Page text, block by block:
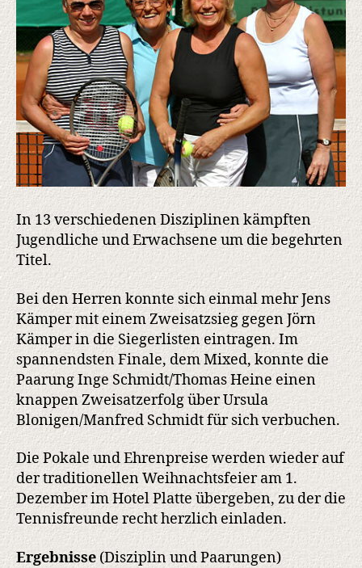
In 13 verschiedenen Disziplinen kämpften
Jugendliche und Erwachsene um die begehrten
Titel.
Bei den Herren konnte sich einmal mehr Jens
Kämper mit einem Zweisatzsieg gegen Jörn
Kämper in die Siegerlisten eintragen. Im
spannendsten Finale, dem Mixed, konnte die
Paarung Inge Schmidt/Thomas Heine einen
knappen Zweisatzerfolg über Ursula
Blonigen/Manfred Schmidt für sich verbuchen.
Die Pokale und Ehrenpreise werden wieder auf
der traditionellen Weihnachtsfeier am 1.
Dezember im Hotel Platte übergeben, zu der die
Tennisfreunde recht herzlich einladen.
Ergebnisse (Disziplin und Paarungen)